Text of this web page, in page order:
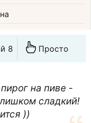
8 Просто
на пиве -
сладкий!
))